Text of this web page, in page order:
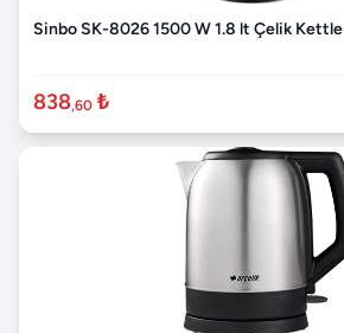
Sinbo SK-8026 1500 W 1.8 lt Çelik Kettle
838,60 ₺